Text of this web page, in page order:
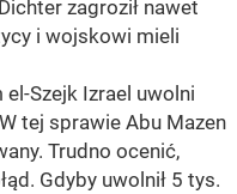
zagroził nawet
i wojskowi mieli
Szejk Izrael uwolni
tej sprawie Abu Mazen
Trudno ocenić,
Gdyby uwolnił 5 tys.